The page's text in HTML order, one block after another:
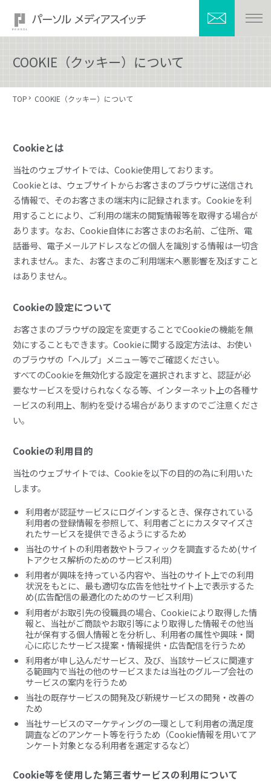
COOKIE（クッキー）について
TOP COOKIE（クッキー）について
Cookieとは
当社のウェブサイトでは、Cookie使用しております。
Cookieとは、ウェブサイトからお客さまのブラウザに送信され
る情報で、そのお客さまの端末内に記録されます。Cookieを利
用することにより、ご利用の端末の閲覧情報等を取得する場合が
あります。なお、Cookie自体にお客さまのお名前、ご住所、電
話番号、電子メールアドレスなどの個人を識別する情報は一切含
まれません。また、お客さまのご利用端末へ悪影響を及ぼすこと
はありません。
Cookieの設定について
お客さまのブラウザの設定を変更することでCookieの機能を無
効にすることもできます。Cookieに関する設定方法は、お使い
のブラウザの「ヘルプ」メニュー等でご確認ください。
すべてのCookieを無効化する設定を選択されますと、認証が必
要なサービスを受けられなくなる等、インターネット上の各種サ
ービスの利用上、制約を受ける場合がありますのでご注意くださ
い。
Cookieの利用目的
当社のウェブサイトでは、Cookieを以下の目的の為に利用いた
します。
利用者が認証サービスにログインするとき、保存されている
利用者の登録情報を参照して、利用者ごとにカスタマイズさ
れたサービスを提供できるようにするため
当社のサイトの利用者数やトラフィックを調査するため(サイ
トアクセス解析のためのサービス利用)
利用者が興味を持っている内容や、当社のサイト上での利用
状況をもとに、最も適切な広告を他社サイト上で表示するた
め(広告配信の最適化のためのサービス利用)
利用者がお取引先の役職員の場合、Cookieにより取得した情
報と、当社がご商談やお取引等により取得した情報その他当
社が保有する個人情報とを分析し、利用者の属性や興味・関
心に応じたサービス提案・情報提供・広告配信を行うため
利用者が申し込んだサービス、及び、当該サービスに関連す
る範囲内で当社の他のサービスまたは当社のグループ会社の
サービスの案内を行うため
当社の既存サービスの開発及び新規サービスの開発・改善の
ため
当社サービスのマーケティングの一環として利用者の満足度
調査などのアンケート等を行うため（Cookie情報を用いてア
ンケート対象となる利用者を選定するなど）
Cookie等を使用した第三者サービスの利用について